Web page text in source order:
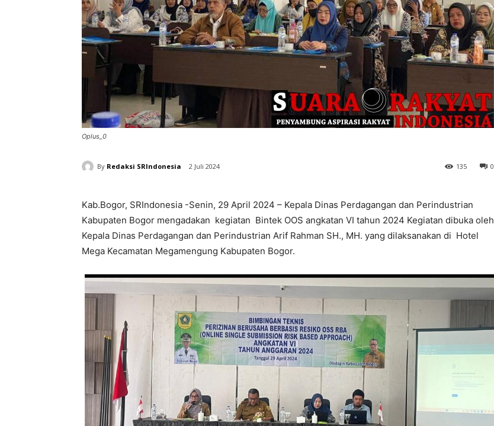
Oplus_0
By Redaksi SRIndonesia 2 Juli 2024 0
135
Kab.Bogor, SRIndonesia -Senin, 29 April 2024 – Kepala Dinas Perdagangan dan Perindustrian
Kabupaten Bogor mengadakan kegiatan Bintek OOS angkatan VI tahun 2024 Kegiatan dibuka oleh
Kepala Dinas Perdagangan dan Perindustrian Arif Rahman SH., MH. yang dilaksanakan di Hotel
Mega Kecamatan Megamengung Kabupaten Bogor.